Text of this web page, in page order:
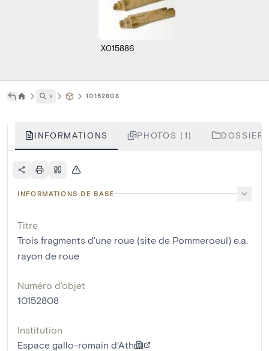
X015886
˅ 10152808
INFORMATIONS PHOTOS (1)
INFORMATIONS DE BASE
Titre
Trois fragments d'une roue (site de Pommeroeul) e.a.
rayon de roue
Numéro d'objet
10152808
Institution
Espace gallo-romain d'Ath